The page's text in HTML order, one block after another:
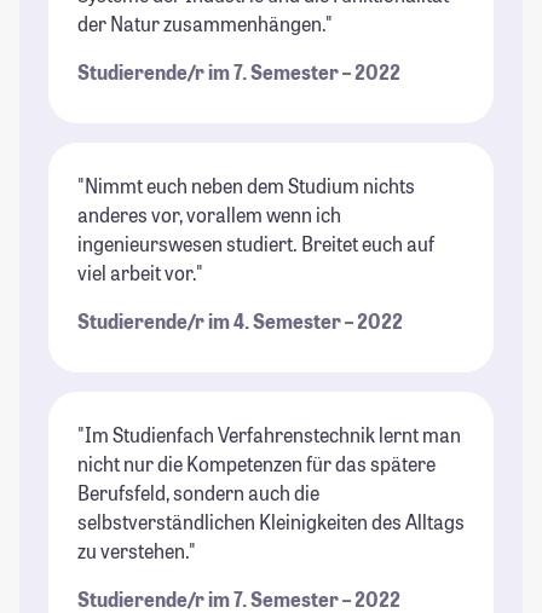
der Natur zusammenhängen."
Studierende/r im 7. Semester – 2022
"Nimmt euch neben dem Studium nichts
anderes vor, vorallem wenn ich
ingenieurswesen studiert. Breitet euch auf
viel arbeit vor."
Studierende/r im 4. Semester – 2022
"Im Studienfach Verfahrenstechnik lernt man
nicht nur die Kompetenzen für das spätere
Berufsfeld, sondern auch die
selbstverständlichen Kleinigkeiten des Alltags
zu verstehen."
Studierende/r im 7. Semester – 2022